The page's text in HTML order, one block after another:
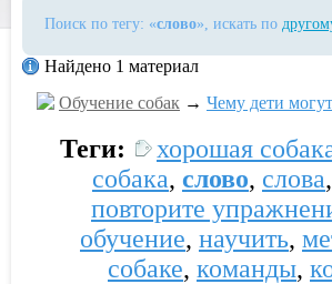
Поиск по тегу: «слово», искать по
Найдено 1 материал
Обучение собак → Чему дети
Теги: хорошая
собака, слово, слова,
повторите
обучение, научить,
собаке, команды,